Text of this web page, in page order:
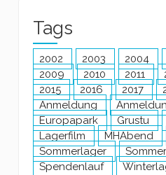
Tags
2002 2003 2004
2009
2010 2011
2015
2016 2017
Anmeldung
Europapark
Grustu
Lagerfilm
MHAbend
Sommerlager
Spendenlauf